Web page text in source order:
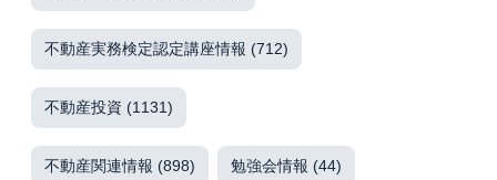
不動産実務検定認定講座情報 (712)
不動産投資 (1131)
不動産関連情報 (898) 勉強会情報 (44)